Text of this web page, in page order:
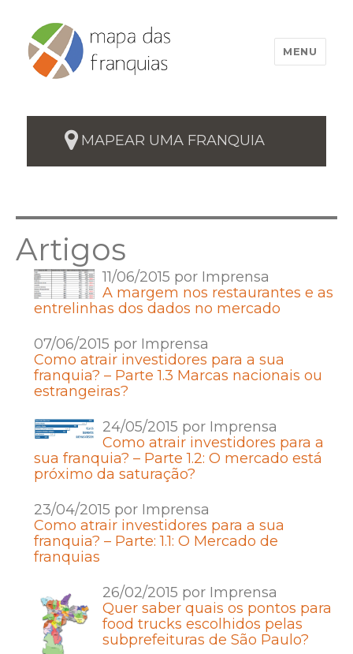
MENU
MAPEAR UMA FRANQUIA
Artigos
11/06/2015 por Imprensa
A margem nos restaurantes e as
entrelinhas dos dados no mercado
07/06/2015 por Imprensa
Como atrair investidores para a sua
franquia? – Parte 1.3 Marcas nacionais ou
estrangeiras?
24/05/2015 por Imprensa
Como atrair investidores para a
sua franquia? – Parte 1.2: O mercado está
próximo da saturação?
23/04/2015 por Imprensa
Como atrair investidores para a sua
franquia? – Parte: 1.1: O Mercado de
franquias
26/02/2015 por Imprensa
Quer saber quais os pontos para
food trucks escolhidos pelas
subprefeituras de São Paulo?